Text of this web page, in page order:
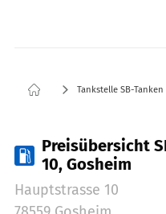
Tankstelle SB-
Preisübersicht
10, Gosheim
Hauptstrasse 10